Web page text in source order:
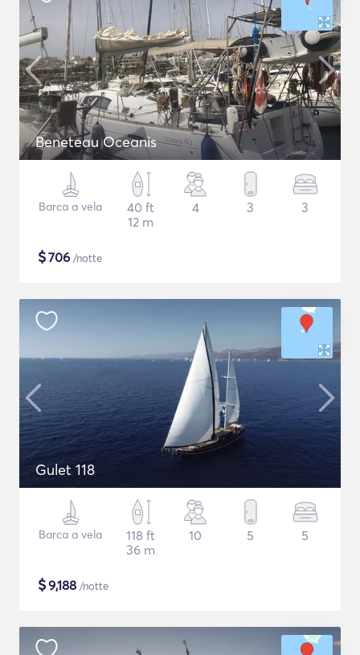
Beneteau Oceanis
Barca a vela
40 ft
12 m
4 3 3
$706 /notte
Gulet 118
Barca a vela
118 ft
36 m
10 5 5
$9,188 /notte